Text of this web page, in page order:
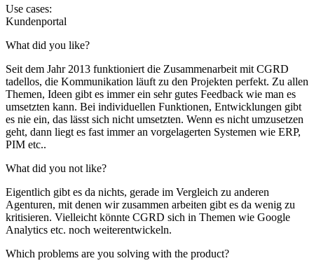
Use cases:
Kundenportal
What did you like?
Seit dem Jahr 2013 funktioniert die Zusammenarbeit mit CGRD
tadellos, die Kommunikation läuft zu den Projekten perfekt. Zu allen
Themen, Ideen gibt es immer ein sehr gutes Feedback wie man es
umsetzten kann. Bei individuellen Funktionen, Entwicklungen gibt
es nie ein, das lässt sich nicht umsetzten. Wenn es nicht umzusetzen
geht, dann liegt es fast immer an vorgelagerten Systemen wie ERP,
PIM etc..
What did you not like?
Eigentlich gibt es da nichts, gerade im Vergleich zu anderen
Agenturen, mit denen wir zusammen arbeiten gibt es da wenig zu
kritisieren. Vielleicht könnte CGRD sich in Themen wie Google
Analytics etc. noch weiterentwickeln.
Which problems are you solving with the product?